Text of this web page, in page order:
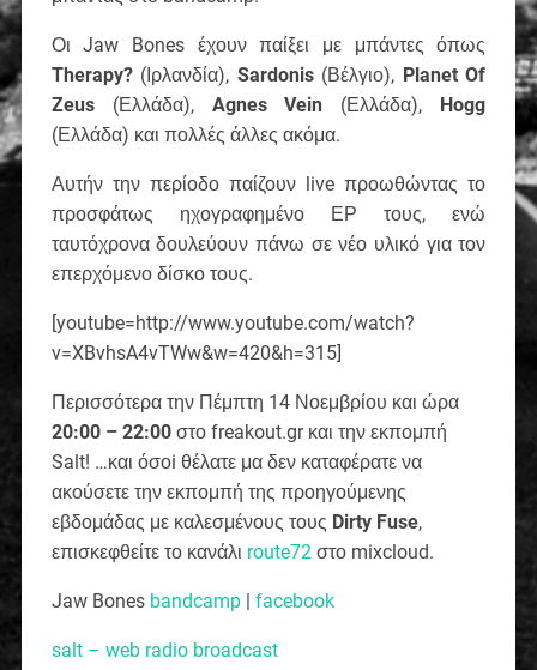
Οι Jaw Bones έχουν παίξει με μπάντες όπως
Therapy?(Ιρλανδία), Sardonis(Βέλγιο), Planet Of
Zeus(Ελλάδα), Agnes Vein (Ελλάδα), Hogg
(Ελλάδα) και πολλές άλλες ακόμα.
Αυτήν την περίοδο παίζουν live προωθώντας το
προσφάτως ηχογραφημένο ΕΡ τους, ενώ
ταυτόχρονα δουλεύουν πάνω σε νέο υλικό για τον
επερχόμενο δίσκο τους.
[youtube=http://www.youtube.com/watch?
v=XBvhsA4vTWw&w=420&h=315]
Περισσότερα την Πέμπτη 14 Νοεμβρίου και ώρα
20:00 – 22:00στο freakout.gr και την εκπομπή
Salt! …και όσοi θέλατε μα δεν καταφέρατε να
ακούσετε την εκπομπή της προηγούμενης
εβδομάδας με καλεσμένους τους Dirty Fuse,
επισκεφθείτε το κανάλι route72 στο mixcloud.
Jaw Bones bandcamp| facebook
salt – web radio broadcast